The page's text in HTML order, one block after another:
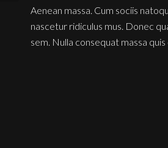
Aenean massa. Cum sociis
nascetur ridiculus mus. Donec
sem. Nulla consequat massa quis